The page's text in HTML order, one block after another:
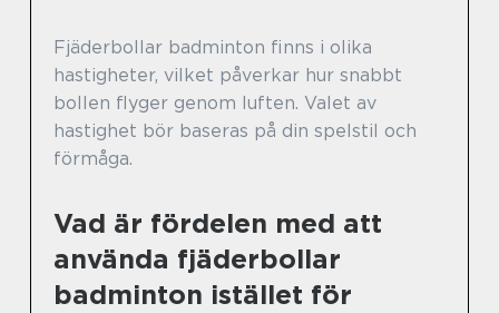
Fjäderbollar badminton finns i olika
hastigheter, vilket påverkar hur snabbt
bollen flyger genom luften. Valet av
hastighet bör baseras på din spelstil och
förmåga.
Vad är fördelen med att
använda fjäderbollar
badminton istället för